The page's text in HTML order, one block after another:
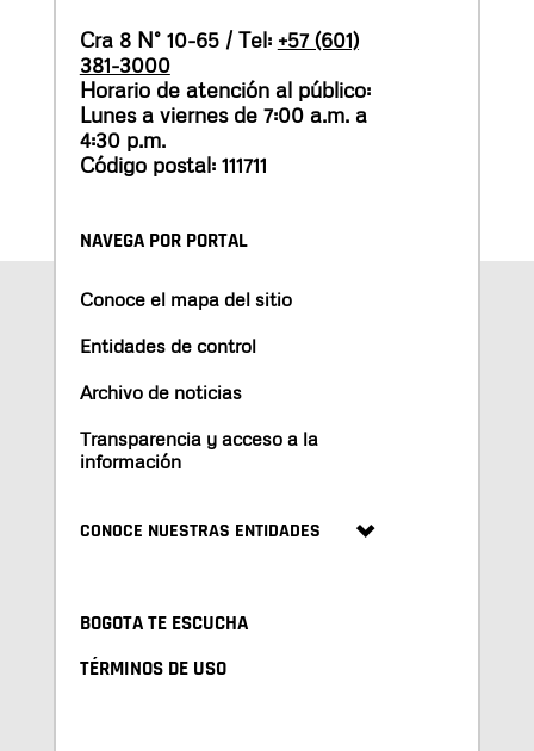
Cra 8 N° 10-65 / Tel: +57 (601)
381-3000
Horario de atención al público:
Lunes a viernes de 7:00 a.m. a
4:30 p.m.
Código postal: 111711
NAVEGA POR PORTAL
Conoce el mapa del sitio
Entidades de control
Archivo de noticias
Transparencia y acceso a la
información
CONOCE NUESTRAS ENTIDADES
BOGOTA TE ESCUCHA
TÉRMINOS DE USO